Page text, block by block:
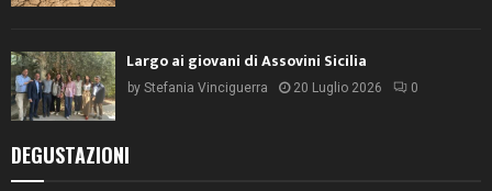
Largo ai giovani di Assovini Sicilia
by Stefania Vinciguerra 20 Luglio 2026 0
DEGUSTAZIONI